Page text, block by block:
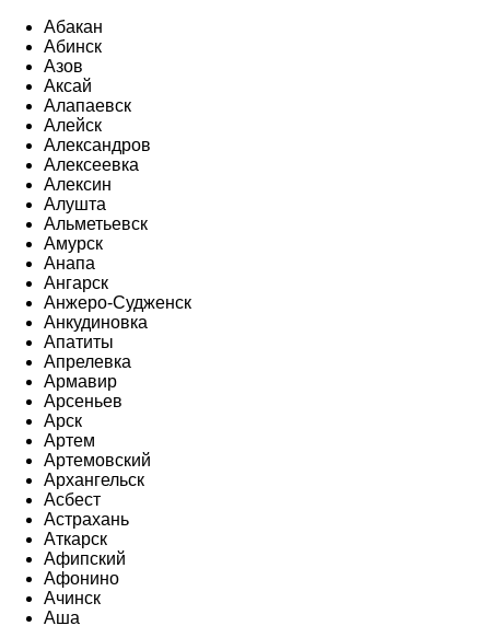
Абакан
Абинск
Азов
Аксай
Алапаевск
Алейск
Александров
Алексеевка
Алексин
Алушта
Альметьевск
Амурск
Анапа
Ангарск
Анжеро-Судженск
Анкудиновка
Апатиты
Апрелевка
Армавир
Арсеньев
Арск
Артем
Артемовский
Архангельск
Асбест
Астрахань
Аткарск
Афипский
Афонино
Ачинск
Аша